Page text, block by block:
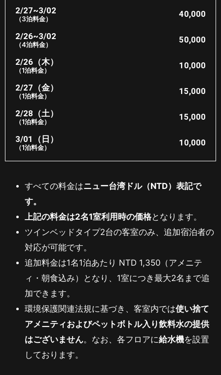
2/27~3/02
（3泊料金） 40,000
2/26~3/02
（4泊料金） 50,000
2/26（木）
（1泊料金） 10,000
2/27（金）
（1泊料金） 15,000
2/28（土）
（1泊料金） 15,000
3/01（日）
（1泊料金） 10,000
すべての料金はニュー台湾ドル（NTD）表記で
す。
上記の料金は2名1室利用時の価格となります。
ツインベッドタイプ2台の客室のみ、追加宿泊者の
対応が可能です。
追加料金は1名1泊あたり NTD 1,350（アメニテ
ィ・朝食込み）となり、1室につき最大2名まで追
加できます。
環境保護関連法規に基づき、客室内では使い捨て
アメニティおよびペットボトル入り飲料水の提供
はございません。なお、各フロアに給水機を設置
しております。